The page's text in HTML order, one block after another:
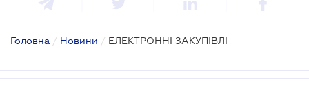
Головна / Новини / ЕЛЕКТРОННІ ЗАКУПІВЛІ